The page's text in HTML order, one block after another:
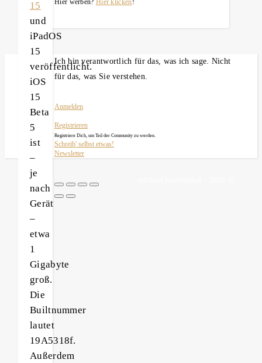
15
und
iPadOS
15
veröffentlicht.
iOS
15
Beta
5
ist
–
je
nach
Gerät
–
etwa
1
Gigabyte
groß.
Die
Builtnummer
lautet
19A5318f.
Außerdem
Hier werben? Hier klicken!
Ich bin verantwortlich für das, was ich sage. Nicht
für das, was Sie verstehen.
Anmelden
Registrieren
Registriere Dich, um Teil der Community zu werden.
Schreib' selbst etwas!
Newsletter